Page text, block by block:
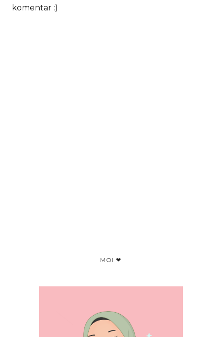
komentar :)
MOI ❤